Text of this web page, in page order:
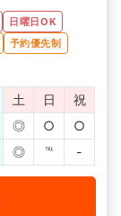
日曜日OK
予約優先制
土 日
祝
◎ ○
○
◎ ℡ -